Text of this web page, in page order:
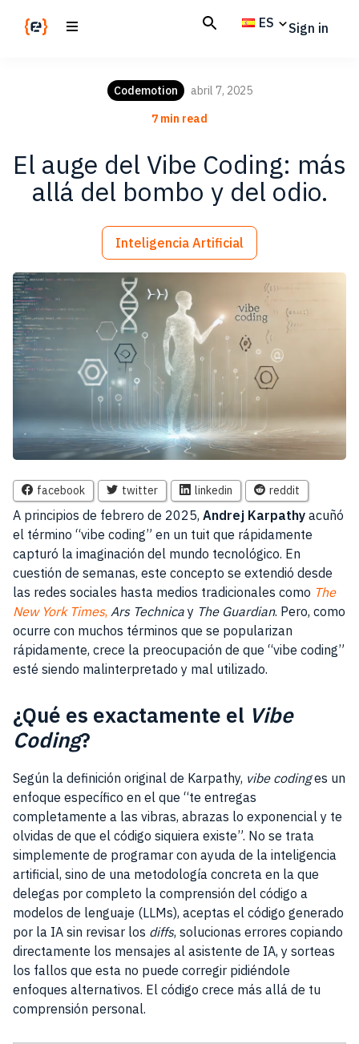
ES Sign in
Codemotion
abril 7, 2025
7 min read
El auge del Vibe Coding: más
allá del bombo y del odio.
Inteligencia Artificial
facebook twitter linkedin reddit
A principios de febrero de 2025, Andrej Karpathy acuñó
el término “vibe coding” en un tuit que rápidamente
capturó la imaginación del mundo tecnológico. En
cuestión de semanas, este concepto se extendió desde
las redes sociales hasta medios tradicionales como The
New York Times, Ars Technica y The Guardian. Pero, como
ocurre con muchos términos que se popularizan
rápidamente, crece la preocupación de que “vibe coding”
esté siendo malinterpretado y mal utilizado.
¿Qué es exactamente el Vibe
Coding?
Según la definición original de Karpathy, vibe codinges un
enfoque específico en el que “te entregas
completamente a las vibras, abrazas lo exponencial y te
olvidas de que el código siquiera existe”. No se trata
simplemente de programar con ayuda de la inteligencia
artificial, sino de una metodología concreta en la que
delegas por completo la comprensión del código a
modelos de lenguaje (LLMs), aceptas el código generado
por la IA sin revisar los diffs, solucionas errores copiando
directamente los mensajes al asistente de IA, y sorteas
los fallos que esta no puede corregir pidiéndole
enfoques alternativos. El código crece más allá de tu
comprensión personal.